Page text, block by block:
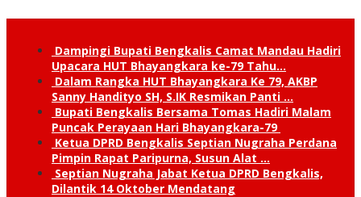
Dampingi Bupati Bengkalis Camat Mandau Hadiri
Upacara HUT Bhayangkara ke-79 Tahu…
Dalam Rangka HUT Bhayangkara Ke 79, AKBP
Sanny Handityo SH, S.IK Resmikan Panti …
Bupati Bengkalis Bersama Tomas Hadiri Malam
Puncak Perayaan Hari Bhayangkara-79
Ketua DPRD Bengkalis Septian Nugraha Perdana
Pimpin Rapat Paripurna, Susun Alat …
Septian Nugraha Jabat Ketua DPRD Bengkalis,
Dilantik 14 Oktober Mendatang